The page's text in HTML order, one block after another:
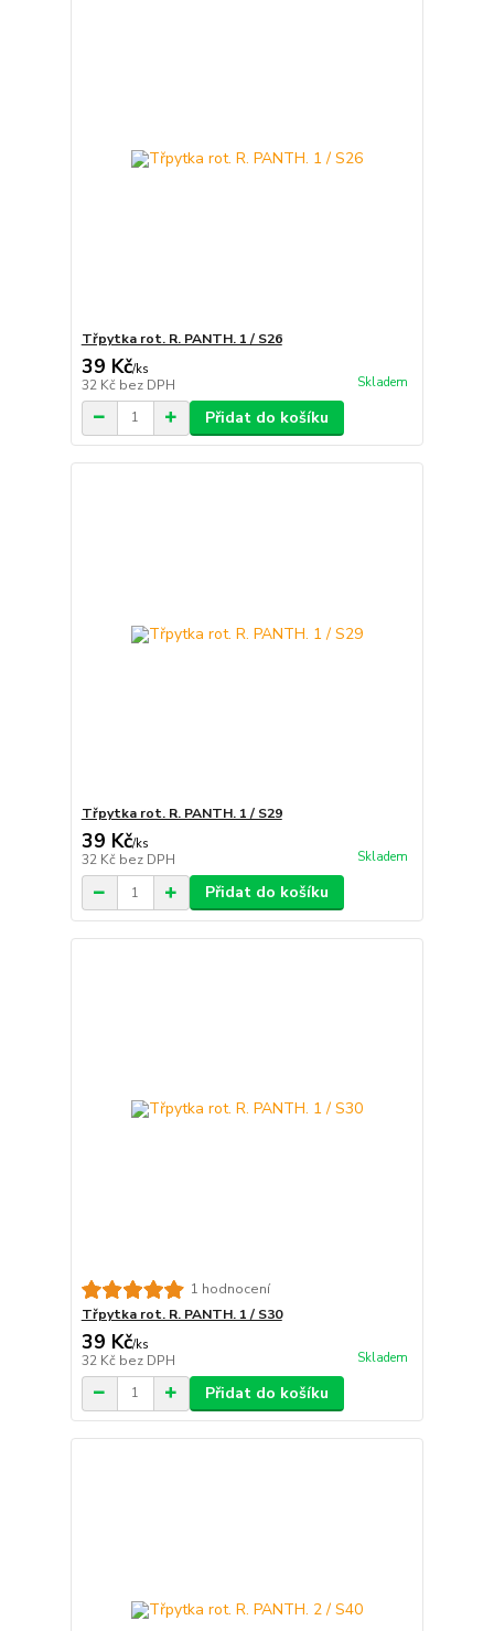
Třpytka rot. R. PANTH. 1 / S26
39 Kč/ks
32 Kč bez DPH Skladem
Přidat do košíku
Třpytka rot. R. PANTH. 1 / S29
39 Kč/ks
32 Kč bez DPH Skladem
Přidat do košíku
1 hodnocení
Třpytka rot. R. PANTH. 1 / S30
39 Kč/ks
32 Kč bez DPH Skladem
Přidat do košíku